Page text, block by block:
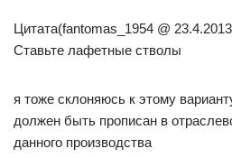
Цитата(fantomas_1954 @
Ставьте лафетные стволы
я тоже склоняюсь к этому
должен быть прописан в
данного производства